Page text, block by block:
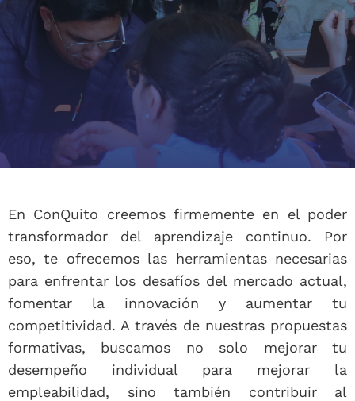
En ConQuito creemos firmemente en el poder
transformador del aprendizaje continuo. Por
eso, te ofrecemos las herramientas necesarias
para enfrentar los desafíos del mercado actual,
fomentar la innovación y aumentar tu
competitividad. A través de nuestras propuestas
formativas, buscamos no solo mejorar tu
desempeño individual para mejorar la
empleabilidad, sino también contribuir al